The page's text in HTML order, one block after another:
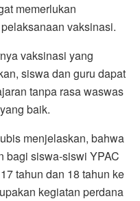
memerlukan
vaksinasi.
vaksinasi yang
siswa dan guru dapat
tanpa rasa waswas
baik.
menjelaskan, bahwa
bagi siswa-siswi YPAC
tahun dan 18 tahun ke
kegiatan perdana